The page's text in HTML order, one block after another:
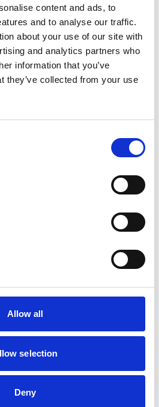
content and ads, to
and to analyse our traffic.
about your use of our site with
and analytics partners who
information that you’ve
they’ve collected from your use
Allow all
selection
Deny
Kofferbaksluiter 25
zilver
15:00 besteld,
Loopplank telescopisch